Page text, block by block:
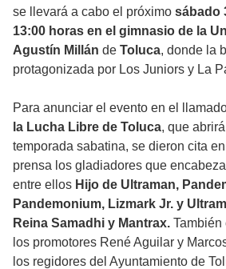
se llevará a cabo el próximo sábado
13:00 horas en el gimnasio de la
Agustín Millán de Toluca, donde la
protagonizada por Los Juniors y La
Para anunciar el evento en el
la Lucha Libre de Toluca, que
temporada sabatina, se dieron cita
prensa los gladiadores que
entre ellos Hijo de Ultraman,
Pandemonium, Lizmark Jr. y
Reina Samadhi y Mantrax. También
los promotores René Aguilar y
los regidores del Ayuntamiento de